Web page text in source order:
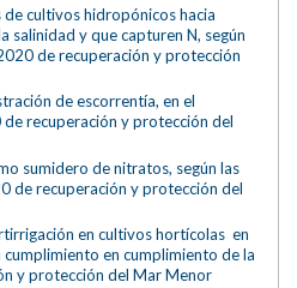
cultivos hidropónicos hacia
salinidad y que capturen N, según
de recuperación y protección
de escorrentía, en el
recuperación y protección del
sumidero de nitratos, según las
de recuperación y protección del
en cultivos hortícolas en
en cumplimiento de la
y protección del Mar Menor